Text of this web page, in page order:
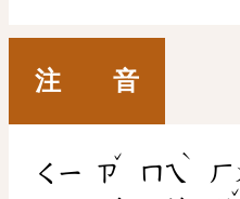
注 音
ㄑㄧ ㄗ
ˇ
ㄇㄟ
ˋ
ㄏ
ˇ